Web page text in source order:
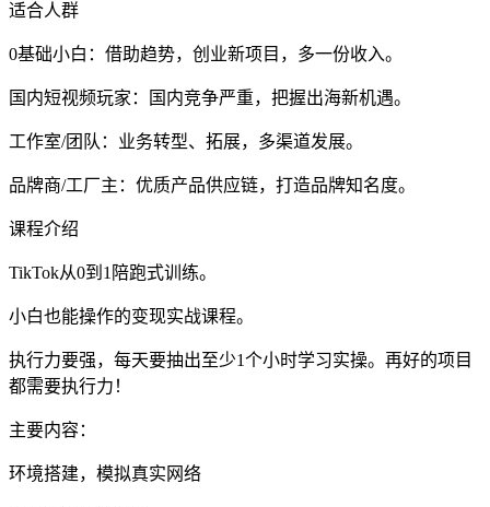
适合人群
0基础小白：借助趋势，创业新项目，多一份收入。
国内短视频玩家：国内竞争严重，把握出海新机遇。
工作室/团队：业务转型、拓展，多渠道发展。
品牌商/工厂主：优质产品供应链，打造品牌知名度。
课程介绍
TikTok从0到1陪跑式训练。
小白也能操作的变现实战课程。
执行力要强，每天要抽出至少1个小时学习实操。再好的项目
都需要执行力！
主要内容：
环境搭建，模拟真实网络